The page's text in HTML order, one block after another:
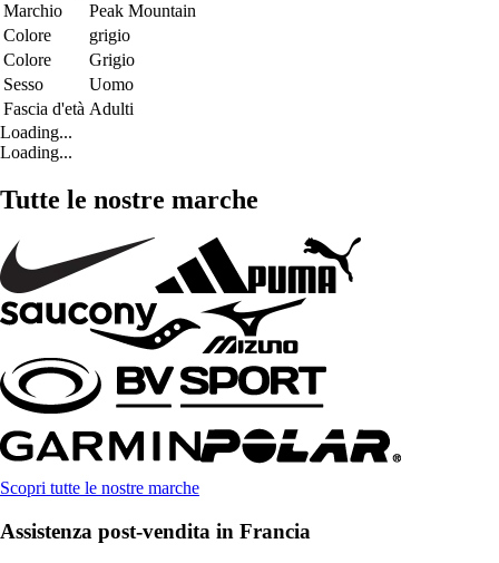
Marchio
Peak Mountain
Colore
grigio
Colore
Grigio
Sesso
Uomo
Fascia d'età Adulti
Loading...
Loading...
Tutte le nostre marche
Scopri tutte le nostre marche
Assistenza post-vendita in Francia